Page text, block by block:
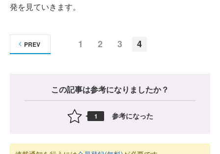
発を見ていきます。
1 2 3 4
PREV
この記事は参考になりましたか？
1 参考になった